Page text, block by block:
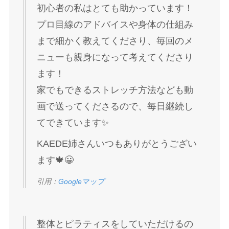
初心者の私はとても助かっています！
プロ目線のアドバイスや身体の仕組み
まで細かく教えてくださり、毎回のメ
ニューも親身になって考えてくださり
ます！
家でもできるストレッチ方法なども動
画で送ってくださるので、毎日継続し
てできています✨
KAEDE姉さんいつもありがとうござい
ます🍁😀
引用： Googleマップ
整体とピラティスをしていただけるの